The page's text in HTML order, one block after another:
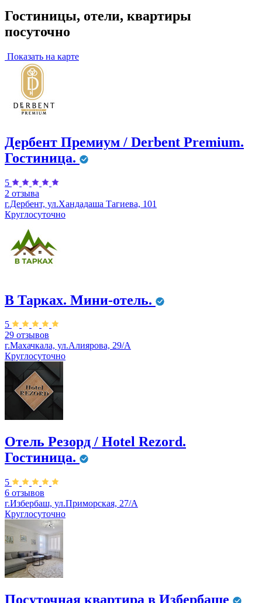
Гостиницы, отели, квартиры
посуточно
Показать на карте
Дербент Премиум / Derbent Premium.
Гостиница.
5
2 отзыва
г.Дербент, ул.​Хандадаша Тагиева, 101
Круглосуточно
В Тарках. Мини-отель.
5
29 отзывов
г.Махачкала, ул.Алиярова, 29/А
Круглосуточно
Отель Резорд / Hotel Rezord.
Гостиница.
5
6 отзывов
г.Избербаш, ул.Приморская, 27/А
Круглосуточно
Посуточная квартира в Избербаше